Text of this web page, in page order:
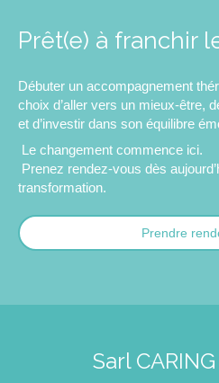
Prêt(e) à franchir
Débuter un accompagnement
choix d’aller vers un mieux-être,
et d’investir dans son équilibre
Le changement commence ici.
Prenez rendez-vous dès
transformation.
Prendre
Sarl